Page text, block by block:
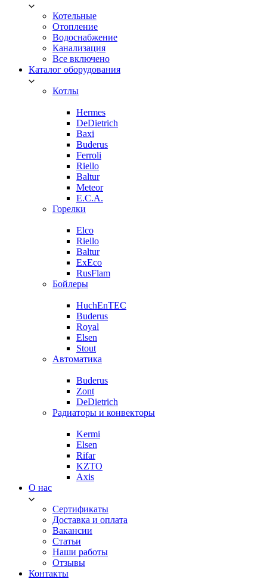
Котельные
Отопление
Водоснабжение
Канализация
Все включено
Каталог оборудования
Котлы
Hermes
DeDietrich
Baxi
Buderus
Ferroli
Riello
Baltur
Meteor
E.C.A.
Горелки
Elco
Riello
Baltur
ExEco
RusFlam
Бойлеры
HuchEnTEC
Buderus
Royal
Elsen
Stout
Автоматика
Buderus
Zont
DeDietrich
Радиаторы и конвекторы
Kermi
Elsen
Rifar
KZTO
Axis
О нас
Сертификаты
Доставка и оплата
Вакансии
Статьи
Наши работы
Отзывы
Контакты